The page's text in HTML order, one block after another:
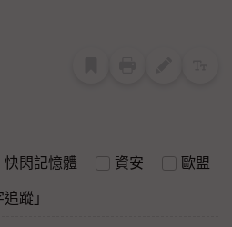
快閃記憶體 資安 歐盟
蹤」